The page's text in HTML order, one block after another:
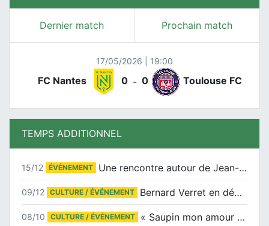
Dernier match Prochain match
17/05/2026 | 19:00
FC Nantes 0 - 0 Toulouse FC
TEMPS ADDITIONNEL
15/12 ÉVÉNEMENT Une rencontre autour de Jean-Claude Suaudeau
09/12 CULTURE / ÉVÉNEMENT Bernard Verret en dédicaces le samedi 13 décembre à l’Espace Culturel Atlantis
08/10 CULTURE / ÉVÉNEMENT « Saupin mon amour » au salon du livre de Trentemoult